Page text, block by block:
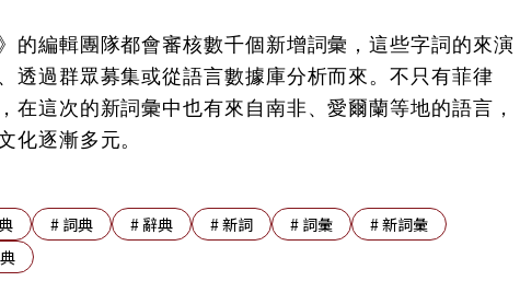
的編輯團隊都會審核數千個新增詞彙，這些字詞的來演
透過群眾募集或從語言數據庫分析而來。不只有菲律
在這次的新詞彙中也有來自南非、愛爾蘭等地的語言，
化逐漸多元。
# 詞典 # 辭典 #新詞 # 詞彙 #新詞彙